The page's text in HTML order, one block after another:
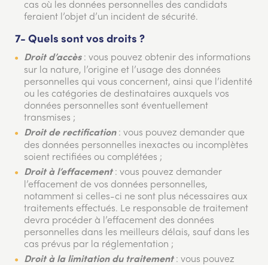
cas où les données personnelles des candidats
feraient l’objet d’un incident de sécurité.
7- Quels sont vos droits ?
Droit d’accès: vous pouvez obtenir des informations
sur la nature, l’origine et l’usage des données
personnelles qui vous concernent, ainsi que l’identité
ou les catégories de destinataires auxquels vos
données personnelles sont éventuellement
transmises ;
Droit de rectification: vous pouvez demander que
des données personnelles inexactes ou incomplètes
soient rectifiées ou complétées ;
Droit à l’effacement: vous pouvez demander
l’effacement de vos données personnelles,
notamment si celles-ci ne sont plus nécessaires aux
traitements effectués. Le responsable de traitement
devra procéder à l’effacement des données
personnelles dans les meilleurs délais, sauf dans les
cas prévus par la réglementation ;
Droit à la limitation du traitement: vous pouvez